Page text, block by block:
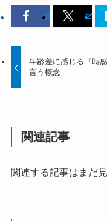
年齢差に感じる『時
言う概念
関連記事
関連する記事はまだ